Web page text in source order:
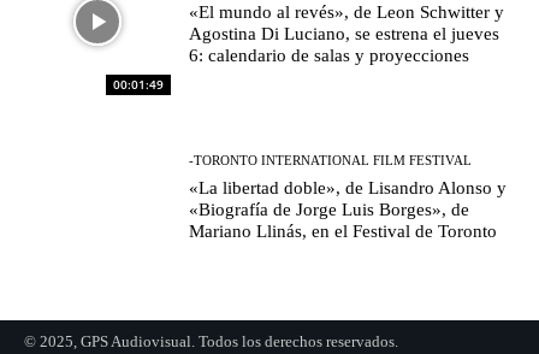
00:01:49
«El mundo al revés», de Leon Schwitter y
Agostina Di Luciano, se estrena el jueves
6: calendario de salas y proyecciones
-TORONTO INTERNATIONAL FILM FESTIVAL
«La libertad doble», de Lisandro Alonso y
«Biografía de Jorge Luis Borges», de
Mariano Llinás, en el Festival de Toronto
© 2025, GPS Audiovisual. Todos los derechos reservados.